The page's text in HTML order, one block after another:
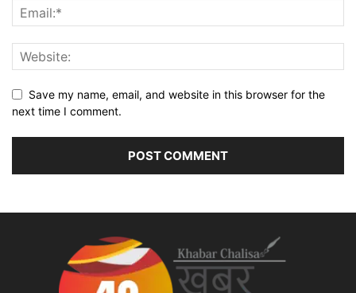
Save my name, email, and website in this browser for the
next time I comment.